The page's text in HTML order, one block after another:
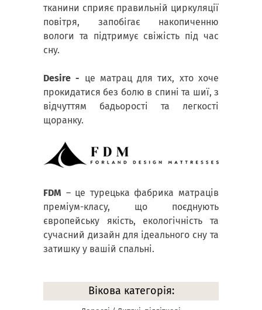
тканини сприяє правильній циркуляції
повітря, запобігає накопиченню
вологи та підтримує свіжість під час
сну.
Desire - це матрац для тих, хто хоче
прокидатися без болю в спині та шиї, з
відчуттям бадьорості та легкості
щоранку.
FDM – це турецька фабрика матраців
преміум-класу, що поєднують
європейську якість, екологічність та
сучасний дизайн для ідеального сну та
затишку у вашій спальні.
Вікова категорія: